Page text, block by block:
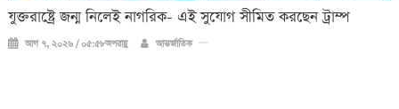
যুক্তরাষ্ট্রে জন্ম নিলেই নাগরিক- এই সুযোগ সীমিত করছেন ট্রাম্প
আগ ৭, ২০২৬ / ০৫:৫৮অপরাহ্ণ আন্তর্জাতিক